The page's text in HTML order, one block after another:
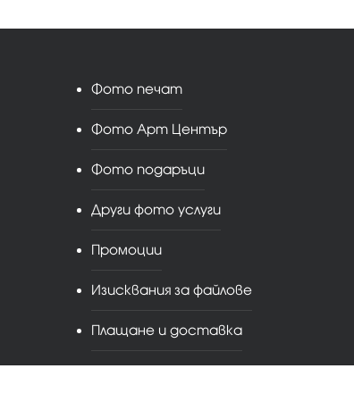
Фото печат
Фото Арт Център
Фото подаръци
Други фото услуги
Промоции
Изисквания за файлове
Плащане и доставка